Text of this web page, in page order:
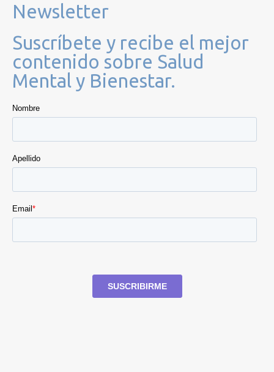
Newsletter
Suscríbete y recibe el mejor
contenido sobre Salud
Mental y Bienestar.